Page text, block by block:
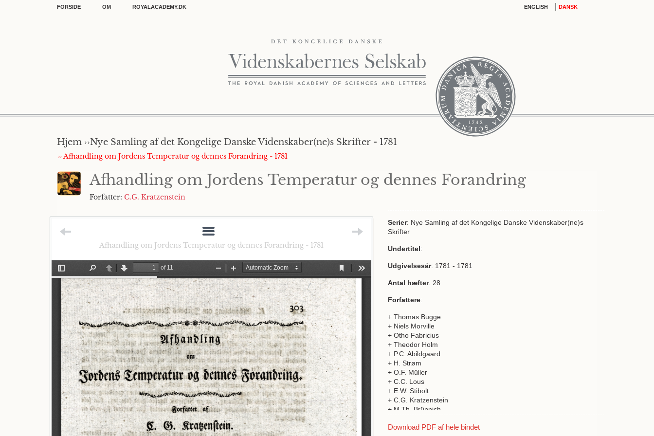
FORSIDE OM ROYALACADEMY.DK ENGLISH DANSK
Hjem ››Nye Samling af det Kongelige Danske Videnskaber(ne)s Skrifter - 1781
›› Afhandling om Jordens Temperatur og dennes Forandring - 1781
Afhandling om Jordens Temperatur og dennes Forandring
Forfatter: C.G. Kratzenstein
Afhandling om Jordens Temperatur og dennes Forandring - 1781
Serier: Nye Samling af det Kongelige Danske Videnskaber(ne)s
Skrifter
Undertitel:
Udgivelsesår: 1781 - 1781
Antal hæfter: 28
Forfattere:
+ Thomas Bugge
+ Niels Morville
+ Otho Fabricius
+ Theodor Holm
+ P.C. Abildgaard
+ H. Strøm
+ O.F. Müller
+ C.C. Lous
+ E.W. Stibolt
+ C.G. Kratzenstein
+ M.Th. Brünnich
+ P.F. Suhm
Download PDF af hele bindet